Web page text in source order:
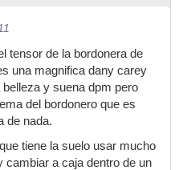
tensor de la bordonera de
una magnifica dany carey
y suena dpm pero
del bordonero que es
de nada.
tiene la suelo usar mucho
cambiar a caja dentro de un